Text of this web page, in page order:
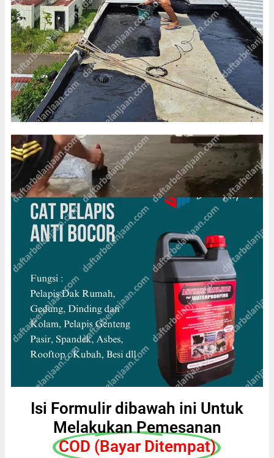
Isi Formulir dibawah ini Untuk
Melakukan Pemesanan
COD (Bayar Ditempat)